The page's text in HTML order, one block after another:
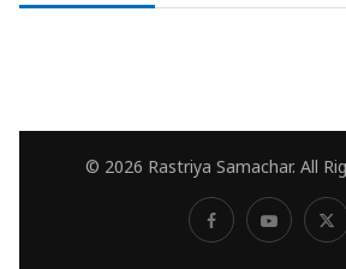
© 2026 Rastriya Samachar. All